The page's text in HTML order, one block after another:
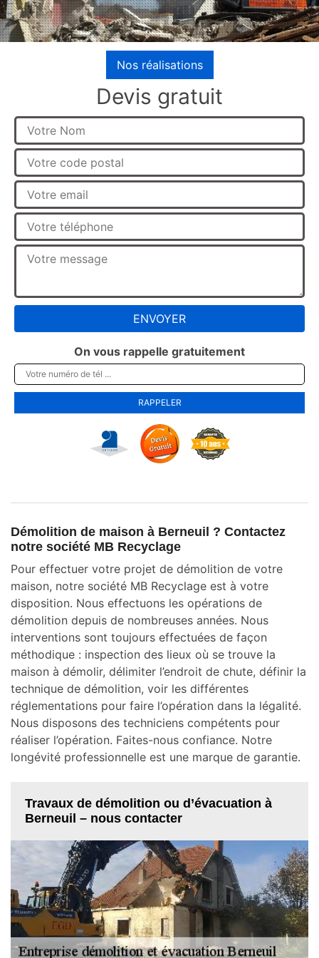
Nos réalisations
Devis gratuit
On vous rappelle gratuitement
Démolition de maison à Berneuil ? Contactez
notre société MB Recyclage
Pour effectuer votre projet de démolition de votre
maison, notre société MB Recyclage est à votre
disposition. Nous effectuons les opérations de
démolition depuis de nombreuses années. Nous
interventions sont toujours effectuées de façon
méthodique : inspection des lieux où se trouve la
maison à démolir, délimiter l’endroit de chute, définir la
technique de démolition, voir les différentes
réglementations pour faire l’opération dans la légalité.
Nous disposons des techniciens compétents pour
réaliser l’opération. Faites-nous confiance. Notre
longévité professionnelle est une marque de garantie.
Travaux de démolition ou d’évacuation à
Berneuil – nous contacter